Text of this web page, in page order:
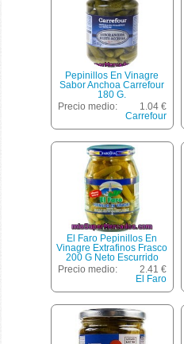
Pepinillos En Vinagre
Sabor Anchoa Carrefour
180 G.
Precio medio:
1.04 €
Carrefour
El Faro Pepinillos En
Vinagre Extrafinos Frasco
200 G Neto Escurrido
Precio medio:
2.41 €
El Faro